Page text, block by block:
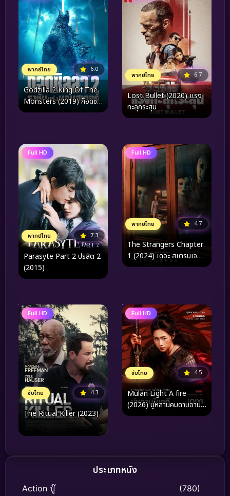
พากย์ไทย 6.0
Godzilla 2 King Of The
Monsters (2019) ก็อดซิล
ล่า 2 ราชันแห่งมอนสเตอร์
พากย์ไทย 6.7
Lost Bullet (2020) แรง
ทะลุกระสุน
Full HD
พากย์ไทย 7.3
Parasyte Part 2 ปรสิต 2
(2015)
Full HD
พากย์ไทย 4.7
The Strangers Chapter
1 (2024) เดอะ สเตรนเจ
อร์ส อำมหิตฆ่าไม่สน
Full HD
ซับไทย 4.3
The Ritual Killer (2023)
Full HD
ซับไทย 4.5
Mulan Light A fire
(2026) มู่หลานคมดาบอาบ
เลือด
ประเภทหนัง
Action บู๊ (780)